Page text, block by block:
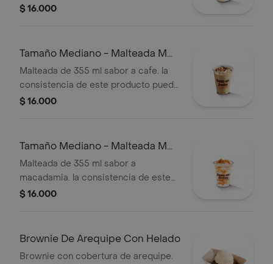
variar debido al tiempo de entrega.
$ 16.000
Tamaño Mediano - Malteada M
De Café
Malteada de 355 ml sabor a cafe. la
consistencia de este producto puede
variar debido al tiempo de entrega
$ 16.000
Tamaño Mediano - Malteada M
De Macadamia
Malteada de 355 ml sabor a
macadamia. la consistencia de este
producto puede variar debido al
$ 16.000
Brownie De Arequipe Con Helado
Brownie con cobertura de arequipe.